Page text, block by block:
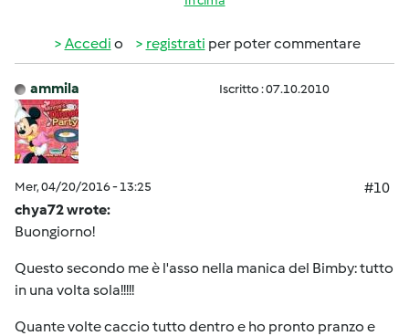
Accedi o registrati per poter commentare
ammila Iscritto : 07.10.2010
Mer, 04/20/2016 - 13:25
#10
chya72 wrote:
Buongiorno!
Questo secondo me è l'asso nella manica del Bimby: tutto
in una volta sola!!!!!
Quante volte caccio tutto dentro e ho pronto pranzo e